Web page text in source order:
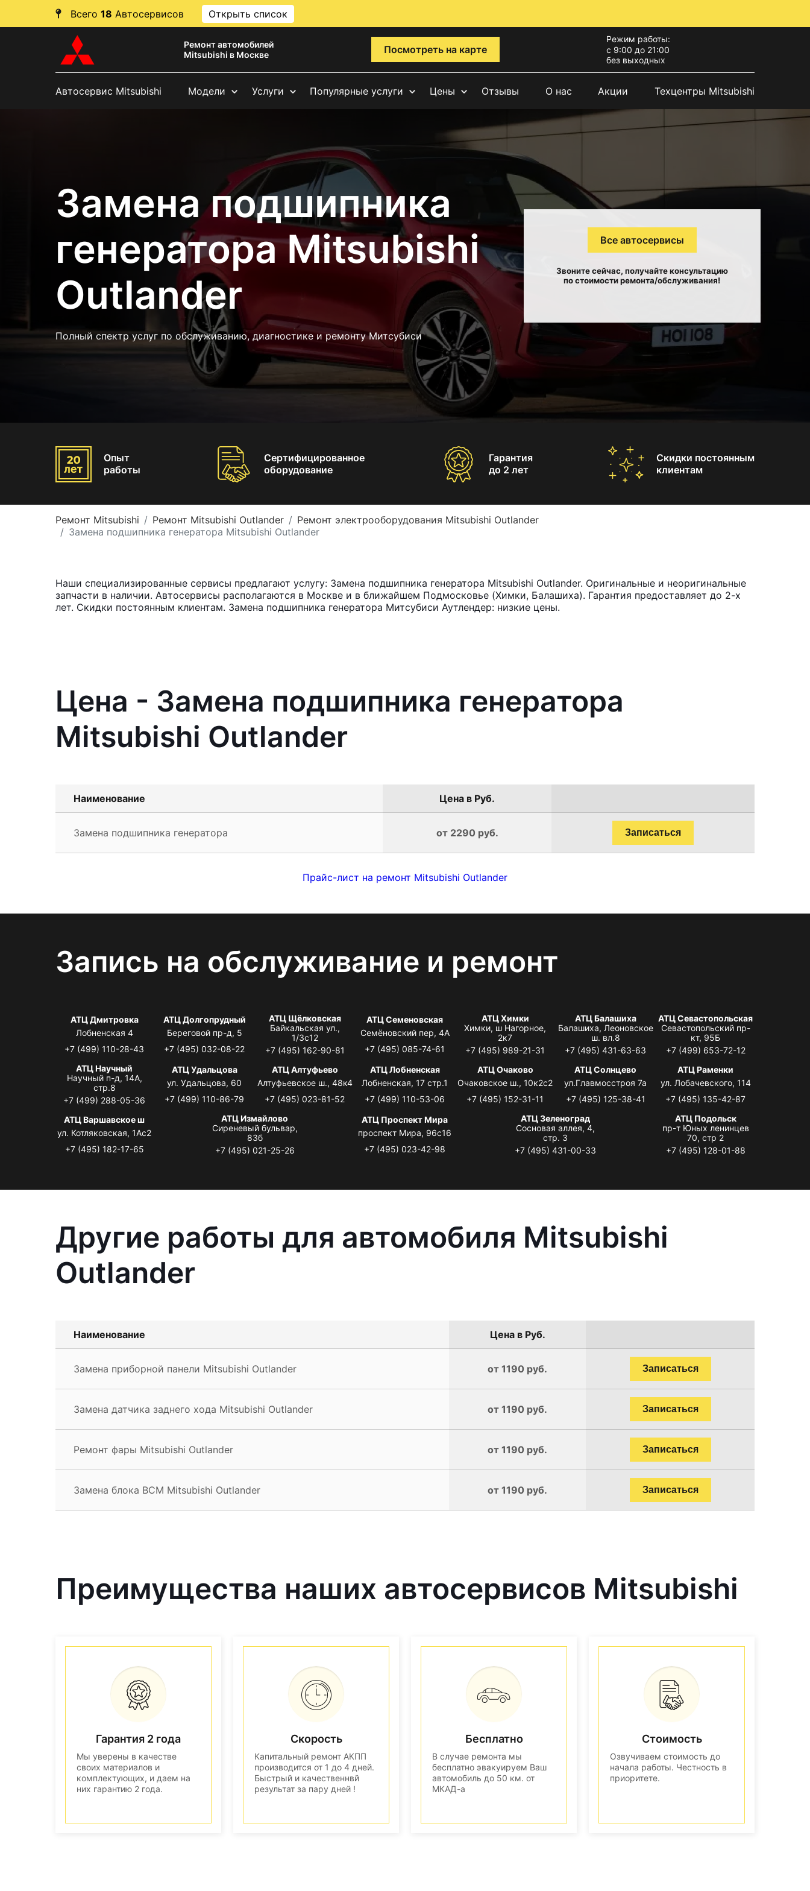
Всего 18 Автосервисов Открыть список
Ремонт автомобилей
Mitsubishi в Москве
Посмотреть на карте
Режим работы:
с 9:00 до 21:00
без выходных
Автосервис Mitsubishi Модели Услуги Популярные услуги Цены Отзывы О нас Акции Техцентры Mitsubishi
Замена подшипника
генератора Mitsubishi
Outlander
Полный спектр услуг по обслуживанию, диагностике и ремонту Митсубиси
Все автосервисы
Звоните сейчас, получайте консультацию
по стоимости ремонта/обслуживания!
Опыт
работы
Сертифицированное
оборудование
Гарантия
до 2 лет
Скидки постоянным
клиентам
Ремонт Mitsubishi Ремонт Mitsubishi Outlander
Ремонт электрооборудования Mitsubishi Outlander
Замена подшипника генератора Mitsubishi Outlander
Наши специализированные сервисы предлагают услугу: Замена подшипника генератора Mitsubishi Outlander. Оригинальные и неоригинальные
запчасти в наличии. Автосервисы располагаются в Москве и в ближайшем Подмосковье (Химки, Балашиха). Гарантия предоставляет до 2-х
лет. Скидки постоянным клиентам. Замена подшипника генератора Митсубиси Аутлендер: низкие цены.
Цена - Замена подшипника генератора
Mitsubishi Outlander
Наименование Цена в Руб.
Замена подшипника генератора от 2290 руб. Записаться
Прайс-лист на ремонт Mitsubishi Outlander
Запись на обслуживание и ремонт
АТЦ Дмитровка
Лобненская 4
+7 (499) 110-28-43
АТЦ Долгопрудный
Береговой пр-д, 5
+7 (495) 032-08-22
АТЦ Щёлковская
Байкальская ул.,
1/3с12
+7 (495) 162-90-81
АТЦ Семеновская
Семёновский пер, 4А
+7 (495) 085-74-61
АТЦ Химки
Химки, ш Нагорное,
2к7
+7 (495) 989-21-31
АТЦ Балашиха
Балашиха, Леоновское
ш. вл.8
+7 (495) 431-63-63
АТЦ Севастопольская
Севастопольский пр-
кт, 95Б
+7 (499) 653-72-12
АТЦ Научный
Научный п-д, 14А,
стр.8
+7 (499) 288-05-36
АТЦ Удальцова
ул. Удальцова, 60
+7 (499) 110-86-79
АТЦ Алтуфьево
Алтуфьевское ш., 48к4
+7 (495) 023-81-52
АТЦ Лобненская
Лобненская, 17 стр.1
+7 (499) 110-53-06
АТЦ Очаково
Очаковское ш., 10к2с2
+7 (495) 152-31-11
АТЦ Солнцево
ул.Главмосстроя 7а
+7 (495) 125-38-41
АТЦ Раменки
ул. Лобачевского, 114
+7 (495) 135-42-87
АТЦ Варшавское ш
ул. Котляковская, 1Ас2
+7 (495) 182-17-65
АТЦ Измайлово
Сиреневый бульвар,
83б
+7 (495) 021-25-26
АТЦ Проспект Мира
проспект Мира, 96с16
+7 (495) 023-42-98
АТЦ Зеленоград
Сосновая аллея, 4,
стр. 3
+7 (495) 431-00-33
АТЦ Подольск
пр-т Юных ленинцев
70, стр 2
+7 (495) 128-01-88
Другие работы для автомобиля Mitsubishi
Outlander
Наименование Цена в Руб.
Замена приборной панели Mitsubishi Outlander от 1190 руб. Записаться
Замена датчика заднего хода Mitsubishi Outlander от 1190 руб. Записаться
Ремонт фары Mitsubishi Outlander от 1190 руб. Записаться
Замена блока BCM Mitsubishi Outlander от 1190 руб. Записаться
Преимущества наших автосервисов Mitsubishi
Гарантия 2 года
Мы уверены в качестве
своих материалов и
комплектующих, и даем на
них гарантию 2 года.
Скорость
Капитальный ремонт АКПП
производится от 1 до 4 дней.
Быстрый и качественнвй
результат за пару дней !
Бесплатно
В случае ремонта мы
бесплатно эвакуируем Ваш
автомобиль до 50 км. от
МКАД-а
Стоимость
Озвучиваем стоимость до
начала работы. Честность в
приоритете.